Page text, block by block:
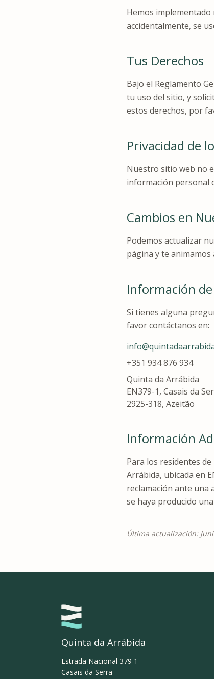
Hemos
accidentalmente, se
Tus Derechos
Bajo el Reglamento
tu uso del sitio, y
estos derechos, por
Privacidad de
Nuestro sitio web no
información personal
Cambios en
Podemos actualizar
página y te
Información
Si tienes alguna
favor contáctanos en:
+351 934 876 934
Quinta da Arrábida
EN379-1, Casais da
2925-318, Azeitão
Información
Para los residentes
Arrábida, ubicada en
reclamación ante una
se haya producido
Última actualización:
Quinta da Arrábida
Estrada Nacional 379 1
Casais da Serra